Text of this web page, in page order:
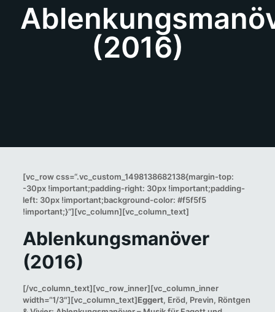
(2016)
[vc_row css=“.vc_custom_1498138682138{margin-top:
-30px !important;padding-right: 30px !important;padding-
left: 30px !important;background-color: #f5f5f5
!important;}“][vc_column][vc_column_text]
Ablenkungsmanöver
(2016)
[/vc_column_text][vc_row_inner][vc_column_inner
width=“1/3″][vc_column_text]Eggert, Eröd, Previn, Röntgen